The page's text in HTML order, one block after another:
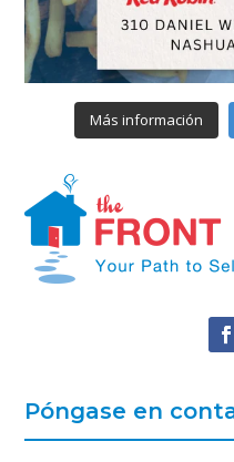
Más información
Póngase en